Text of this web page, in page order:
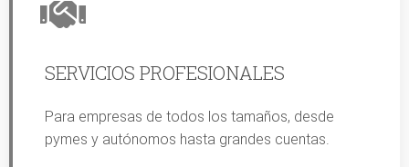
SERVICIOS PROFESIONALES
Para empresas de todos los tamaños, desde
pymes y autónomos hasta grandes cuentas.